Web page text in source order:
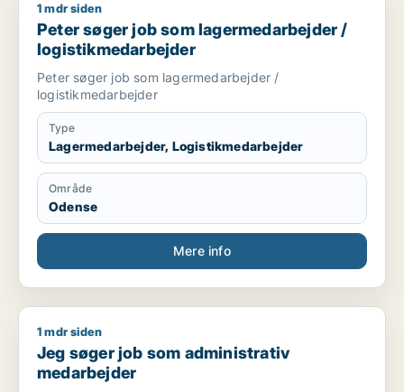
Peter søger job som lagermedarbejder / logistikmedarbejder
1 mdr siden
Peter søger job som lagermedarbejder /
logistikmedarbejder
Peter søger job som lagermedarbejder /
logistikmedarbejder
Type
Lagermedarbejder, Logistikmedarbejder
Område
Odense
Mere info
Jeg søger job som administrativ medarbejder
1 mdr siden
Jeg søger job som administrativ
medarbejder